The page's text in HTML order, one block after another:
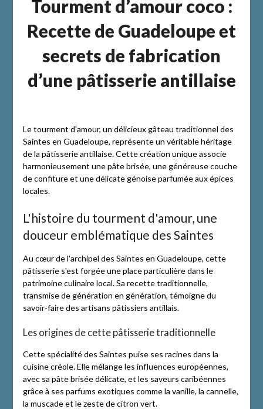
Tourment d’amour coco :
Recette de Guadeloupe et
secrets de fabrication
d’une pâtisserie antillaise
Le tourment d'amour, un délicieux gâteau traditionnel des
Saintes en Guadeloupe, représente un véritable héritage
de la pâtisserie antillaise. Cette création unique associe
harmonieusement une pâte brisée, une généreuse couche
de confiture et une délicate génoise parfumée aux épices
locales.
L'histoire du tourment d'amour, une
douceur emblématique des Saintes
Au cœur de l'archipel des Saintes en Guadeloupe, cette
pâtisserie s'est forgée une place particulière dans le
patrimoine culinaire local. Sa recette traditionnelle,
transmise de génération en génération, témoigne du
savoir-faire des artisans pâtissiers antillais.
Les origines de cette pâtisserie traditionnelle
Cette spécialité des Saintes puise ses racines dans la
cuisine créole. Elle mélange les influences européennes,
avec sa pâte brisée délicate, et les saveurs caribéennes
grâce à ses parfums exotiques comme la vanille, la cannelle,
la muscade et le zeste de citron vert.